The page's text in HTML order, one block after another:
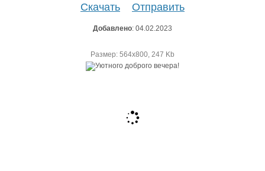
Скачать Отправить
Добавлено: 04.02.2023
Размер: 564х800, 247 Kb